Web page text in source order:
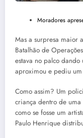
Moradores
Mas a surpresa maior
Batalhão de
estava no palco
aproximou e pediu
Como assim? Um
criança dentro de uma
como se fosse um
Paulo Henrique